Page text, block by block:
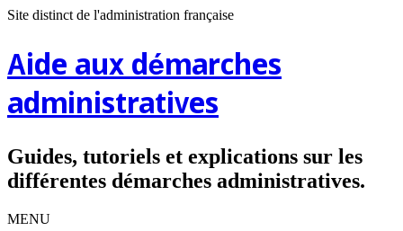
Site distinct de l'administration française
Aide aux démarches
administratives
Guides, tutoriels et explications sur les
différentes démarches administratives.
MENU